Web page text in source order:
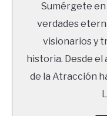
NEWSLETTER
Sumérgete en
verdades
visionarios y
historia. Desde
de la Atracción